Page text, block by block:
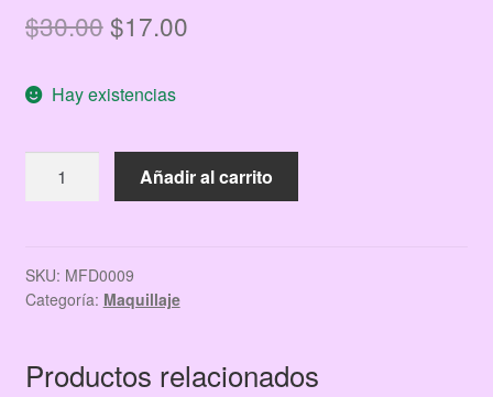
$30.00El
original
era:
$30.00.
$17.00El
es:
$17.00.
Hay existencias
FUNDATION
cantidad
Añadir al carrito
SKU: MFD0009
Categoría: Maquillaje
Productos relacionados